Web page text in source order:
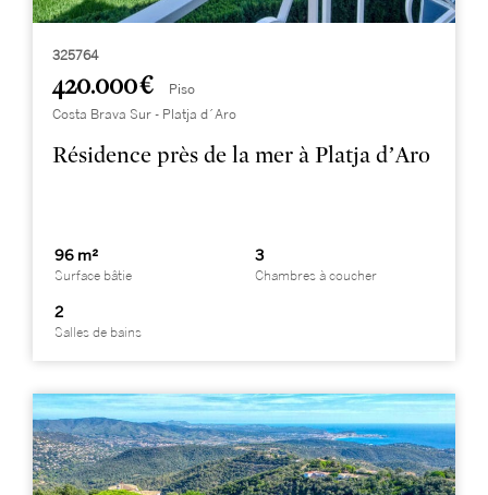
325764
420.000 € Piso
Costa Brava Sur - Platja d´Aro
Résidence près de la mer à Platja d’Aro
96 m²
Surface bâtie
3
Chambres à coucher
2
Salles de bains